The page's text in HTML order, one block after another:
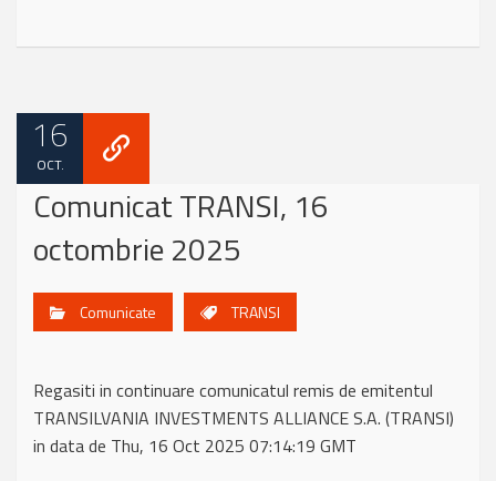
16
OCT.
Comunicat TRANSI, 16
octombrie 2025
Comunicate TRANSI
Regasiti in continuare comunicatul remis de emitentul
TRANSILVANIA INVESTMENTS ALLIANCE S.A. (TRANSI)
in data de Thu, 16 Oct 2025 07:14:19 GMT